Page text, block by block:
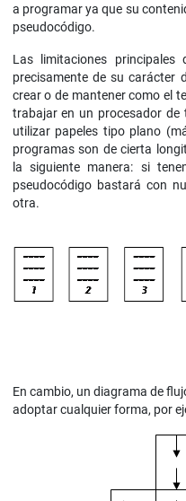
a programar ya que su
pseudocódigo.
Las limitaciones
precisamente de su carácter
crear o de mantener como el
trabajar en un procesador de
utilizar papeles tipo plano
programas son de cierta
la siguiente manera: si
pseudocódigo bastará con
otra.
En cambio, un diagrama de
adoptar cualquier forma, por